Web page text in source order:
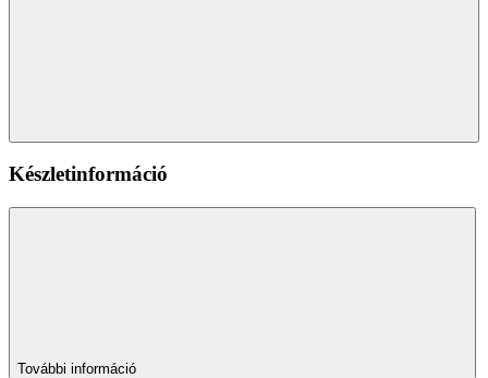
Készletinformáció
További információ